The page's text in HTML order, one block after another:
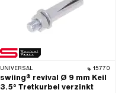
UNIVERSAL 15770
swiing® revival Ø 9 mm Keil
3.5° Tretkurbel verzinkt